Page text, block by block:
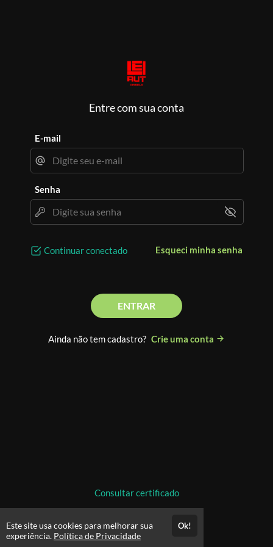
Entre com sua conta
E-mail
Senha
Continuar conectado Esqueci minha senha
ENTRAR
Ainda não tem cadastro? Crie uma conta
Consultar certificado
Este site usa cookies para melhorar sua
experiência. Política de Privacidade
Ok!